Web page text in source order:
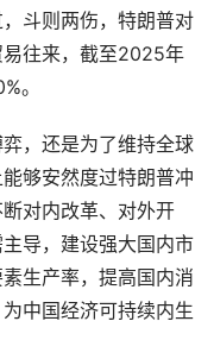
斗则两伤，特朗普对
往来，截至2025年
。
，还是为了维持全球
够安然度过特朗普冲
对内改革、对外开
导，建设强大国内市
生产率，提高国内消
中国经济可持续内生